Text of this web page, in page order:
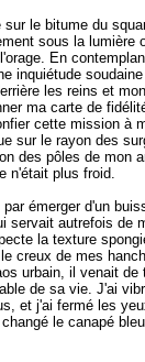
le bitume du
sous la lumière
En
inquiétude
les reins et
ma carte de
cette mission à
sur le rayon des
des pôles de mon
n'était plus froid.
émerger d'un
servait autrefois de
la texture
creux de mes
urbain, il venait de
de sa vie. J'ai
et j'ai fermé les
le canapé